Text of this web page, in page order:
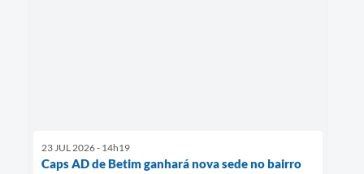
23 JUL 2026 - 14h19
Caps AD de Betim ganhará nova sede no bairro